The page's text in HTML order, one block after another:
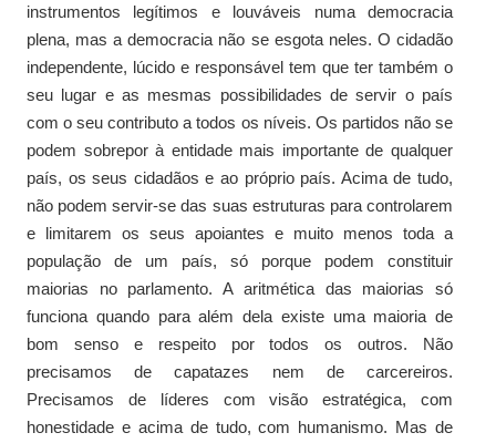
instrumentos legítimos e louváveis numa democracia
plena, mas a democracia não se esgota neles. O cidadão
independente, lúcido e responsável tem que ter também o
seu lugar e as mesmas possibilidades de servir o país
com o seu contributo a todos os níveis. Os partidos não se
podem sobrepor à entidade mais importante de qualquer
país, os seus cidadãos e ao próprio país. Acima de tudo,
não podem servir-se das suas estruturas para controlarem
e limitarem os seus apoiantes e muito menos toda a
população de um país, só porque podem constituir
maiorias no parlamento. A aritmética das maiorias só
funciona quando para além dela existe uma maioria de
bom senso e respeito por todos os outros. Não
precisamos de capatazes nem de carcereiros.
Precisamos de líderes com visão estratégica, com
honestidade e acima de tudo, com humanismo. Mas de